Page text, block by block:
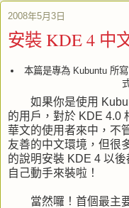
2008年5月3日
安裝 KDE 4 中
本篇是專為 Kubuntu 所
如果你是使用
的用戶，對於 KDE 4.0
華文的使用者來中，不
友善的中文環境，但很
的說明安裝 KDE 4 以
自己動手來裝啦！
當然囉！首個最主要